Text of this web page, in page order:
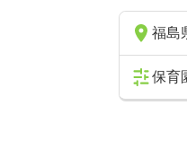
福島
保育